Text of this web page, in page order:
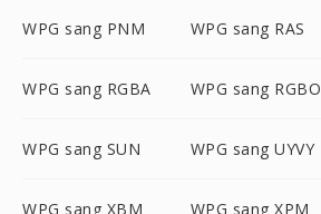
WPG sang PNM WPG sang RAS
WPG sang RGBA WPG sang RGBO
WPG sang SUN WPG sang UYVY
WPG sang XBM WPG sang XPM